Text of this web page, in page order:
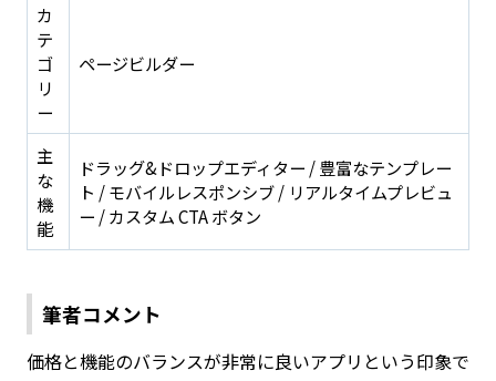
カ
テ
ゴ
リ
ー
ページビルダー
主
な
機
能
ドラッグ&ドロップエディター / 豊富なテンプレー
ト / モバイルレスポンシブ / リアルタイムプレビュ
ー / カスタム CTA ボタン
筆者コメント
価格と機能のバランスが非常に良いアプリという印象で